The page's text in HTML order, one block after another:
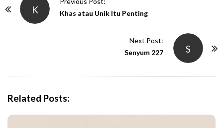
K
Khas atau Unik Itu Penting
S
Next Post:
Senyum 227
Related Posts: